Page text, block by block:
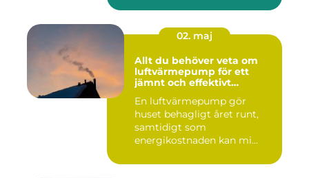
02. maj
Allt du behöver veta om
luftvärmepump för ett
jämnt och effektivt
En luftvärmepump gör
huset behagligt året runt,
samtidigt som
energikostnaden kan mi...